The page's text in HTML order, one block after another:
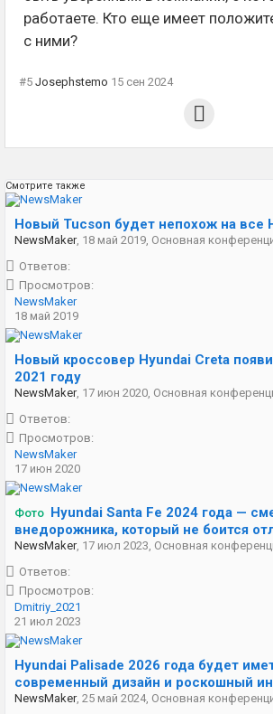
работаете. Кто еще имеет
с ними?
#5 Josephstemo 15 сен 2024
Смотрите также
Новый Tucson будет непохож на все
NewsMaker, 18 май 2019, Основная
Ответов:
Просмотров:
NewsMaker
18 май 2019
Новый кроссовер Hyundai Creta
2021 году
NewsMaker, 17 июн 2020, Основная
Ответов:
Просмотров:
NewsMaker
17 июн 2020
Фото Hyundai Santa Fe 2024 года —
внедорожника, который не боится
NewsMaker, 17 июл 2023, Основная
Ответов:
Просмотров:
Dmitriy_2021
21 июл 2023
Hyundai Palisade 2026 года будет
современный дизайн и роскошный
NewsMaker, 25 май 2024, Основная